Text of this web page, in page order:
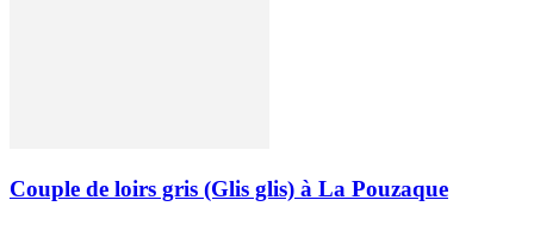
Couple de loirs gris (Glis glis) à La Pouzaque